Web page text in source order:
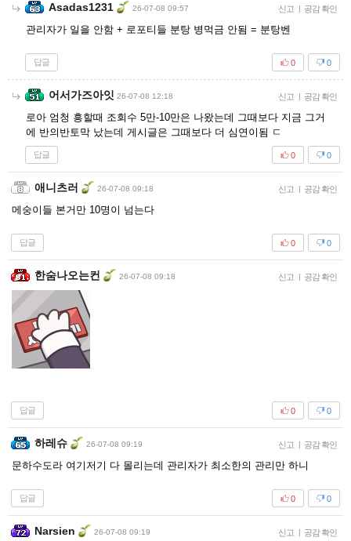
Asadas1231 26-07-08 09:57 신고 | 공감 확인
관리자가 일을 안함 + 로포티들 분탕 병먹금 안됨 = 분탕벤
답글 0
0
어서가즈아잇 26-07-08 12:18 신고 | 공감 확인
로아 엄청 흥할때 조회수 5만-10만은 나왔는데 그때보다 지금 그거
에 반의반토막 났는데 게시글은 그때보다 더 심연이됨 ㄷ
답글 0
0
애니츠러 26-07-08 09:18 신고 | 공감 확인
메숭이들 본거만 10명이 넘는다
답글 0
0
한숨나오는컨 26-07-08 09:18 신고 | 공감 확인
답글 0
0
하레슈 26-07-08 09:19 신고 | 공감 확인
문하수도라 여기저기 다 몰리는데 관리자가 최소한의 관리만 하니
답글 0
0
Narsien 26-07-08 09:19 신고 | 공감 확인